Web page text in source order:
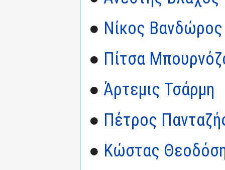
● Νίκος Βανδώρος
● Πίτσα
● Άρτεμις Τσάρμη
● Πέτρος
● Κώστας